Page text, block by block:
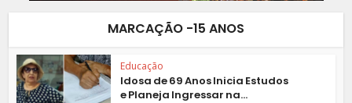
MARCAÇÃO -15 ANOS
Educação
Idosa de 69 Anos Inicia Estudos
e Planeja Ingressar na...